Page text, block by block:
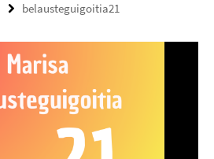
belausteguigoitia21